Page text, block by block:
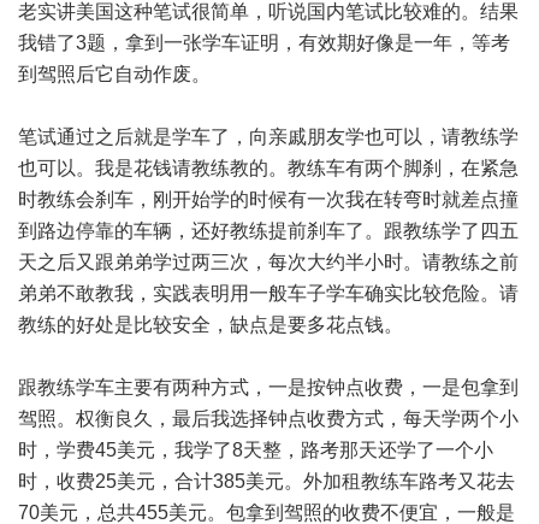
老实讲美国这种笔试很简单，听说国内笔试比较难的。结果
我错了3题，拿到一张学车证明，有效期好像是一年，等考
到驾照后它自动作废。
笔试通过之后就是学车了，向亲戚朋友学也可以，请教练学
也可以。我是花钱请教练教的。教练车有两个脚刹，在紧急
时教练会刹车，刚开始学的时候有一次我在转弯时就差点撞
到路边停靠的车辆，还好教练提前刹车了。跟教练学了四五
天之后又跟弟弟学过两三次，每次大约半小时。请教练之前
弟弟不敢教我，实践表明用一般车子学车确实比较危险。请
教练的好处是比较安全，缺点是要多花点钱。
跟教练学车主要有两种方式，一是按钟点收费，一是包拿到
驾照。权衡良久，最后我选择钟点收费方式，每天学两个小
时，学费45美元，我学了8天整，路考那天还学了一个小
时，收费25美元，合计385美元。外加租教练车路考又花去
70美元，总共455美元。包拿到驾照的收费不便宜，一般是